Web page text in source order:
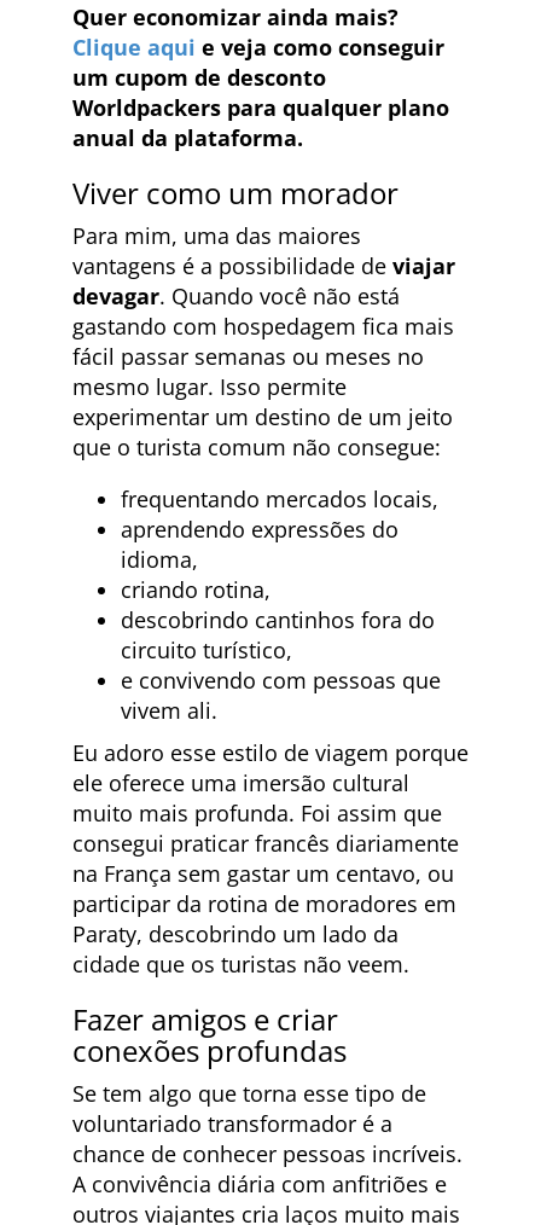
Quer economizar ainda mais?
Clique aqui e veja como conseguir
um cupom de desconto
Worldpackers para qualquer plano
anual da plataforma.
Viver como um morador
Para mim, uma das maiores
vantagens é a possibilidade de viajar
devagar. Quando você não está
gastando com hospedagem fica mais
fácil passar semanas ou meses no
mesmo lugar. Isso permite
experimentar um destino de um jeito
que o turista comum não consegue:
frequentando mercados locais,
aprendendo expressões do
idioma,
criando rotina,
descobrindo cantinhos fora do
circuito turístico,
e convivendo com pessoas que
vivem ali.
Eu adoro esse estilo de viagem porque
ele oferece uma imersão cultural
muito mais profunda. Foi assim que
consegui praticar francês diariamente
na França sem gastar um centavo, ou
participar da rotina de moradores em
Paraty, descobrindo um lado da
cidade que os turistas não veem.
Fazer amigos e criar
conexões profundas
Se tem algo que torna esse tipo de
voluntariado transformador é a
chance de conhecer pessoas incríveis.
A convivência diária com anfitriões e
outros viajantes cria laços muito mais